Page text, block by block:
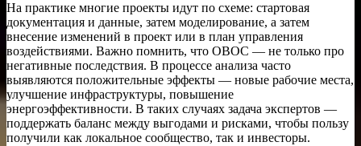
На практике многие проекты идут по схеме: стартовая
документация и данные, затем моделирование, а затем
внесение изменений в проект или в план управления
воздействиями. Важно помнить, что ОВОС — не только про
негативные последствия. В процессе анализа часто
выявляются положительные эффекты — новые рабочие места,
улучшение инфраструктуры, повышение
энергоэффективности. В таких случаях задача экспертов —
поддержать баланс между выгодами и рисками, чтобы пользу
получили как локальное сообщество, так и инвесторы.